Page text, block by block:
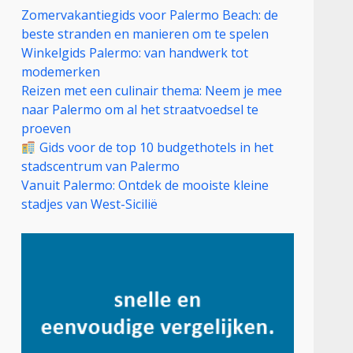
Zomervakantiegids voor Palermo Beach: de
beste stranden en manieren om te spelen
Winkelgids Palermo: van handwerk tot
modemerken
Reizen met een culinair thema: Neem je mee
naar Palermo om al het straatvoedsel te
proeven
Gids voor de top 10 budgethotels in het
stadscentrum van Palermo
Vanuit Palermo: Ontdek de mooiste kleine
stadjes van West-Sicilië